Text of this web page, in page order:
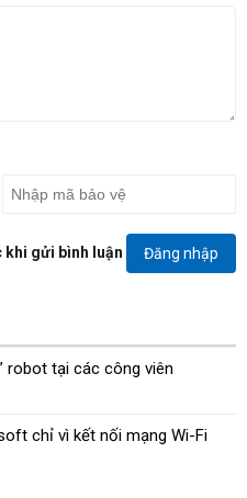
gửi bình luận Đăng nhập
robot tại các công viên
chỉ vì kết nối mạng Wi-Fi